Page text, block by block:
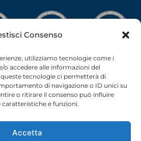
Consenso
utilizziamo tecnologie come i
o accedere alle informazioni del
tecnologie ci permetterà di
di navigazione o ID unici su
o ritirare il consenso può influire
e funzioni.
Accetta